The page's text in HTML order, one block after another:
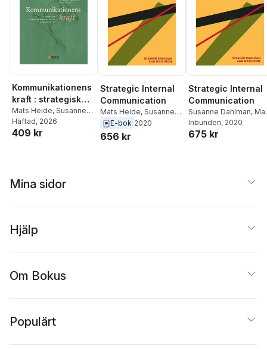
Kommunikationens
kraft : strategisk
intern
kommunikation i en
komplex tid
Mats Heide, Susanne
Dahlman
Häftad, 2026
409 kr
Strategic Internal
Communication
Mats Heide, Susanne
Dahlman
E-bok 2020
656 kr
Strategic Internal
Communication
Susanne Dahlman,
Heide
Inbunden, 2020
675 kr
Mina sidor
Hjälp
Om Bokus
Populärt